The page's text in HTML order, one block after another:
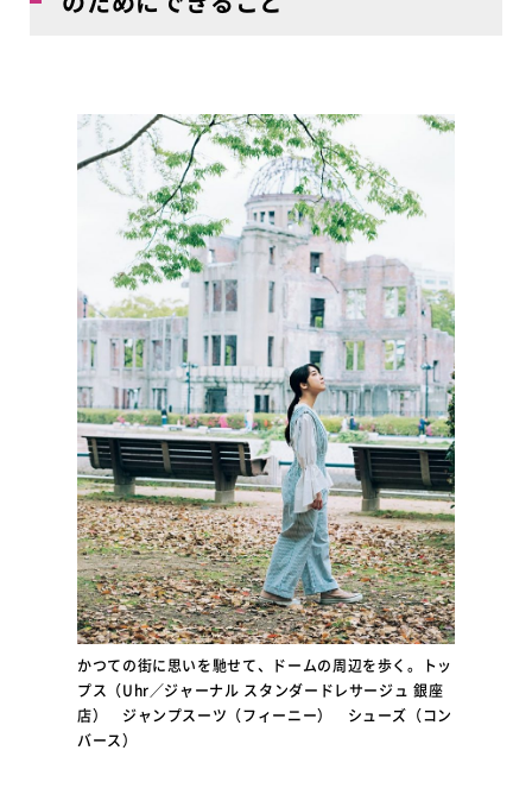
かつての街に思いを馳せて、ドームの周辺を歩く。トッ
プス（Uhr／ジャーナル スタンダードレサージュ 銀座
店） ジャンプスーツ（フィーニー） シューズ（コン
バース）